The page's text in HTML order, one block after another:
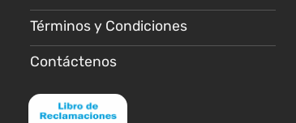
de
producto
Términos y Condiciones
Contáctenos